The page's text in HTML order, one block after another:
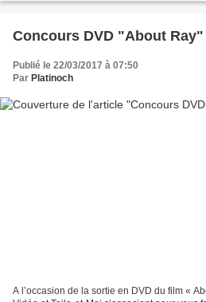
Concours DVD "About Ray"
Publié le 22/03/2017 à 07:50
Par Platinoch
A l’occasion de la sortie en DVD du film «